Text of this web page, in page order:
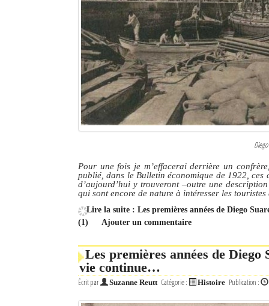
Les Petites Annonces
La Tribune de Diego en PDF
Identifiant oublié ?
Pour une fois je m’effacerai derrière un
publié, dans le Bulletin économique de 1922, ces
d’aujourd’hui y trouveront –outre une
qui sont encore de nature à intéresser les touristes
Lire la suite : Les premières années de Diego
(1)
Ajouter un commentaire
Les premières années de
vie continue…
Écrit par Suzanne Reutt Catégorie : Histoire Publication :